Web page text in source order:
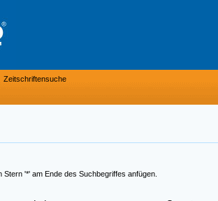
Zeitschriftensuche
'*' am Ende des Suchbegriffes anfügen.